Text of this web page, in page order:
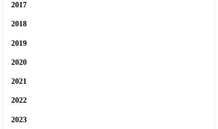
2017
2018
2019
2020
2021
2022
2023